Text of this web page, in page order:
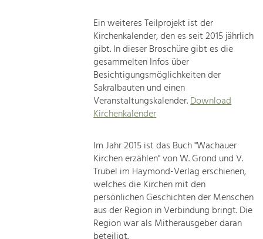
Ein weiteres Teilprojekt ist der
Kirchenkalender, den es seit 2015 jährlich
gibt. In dieser Broschüre gibt es die
gesammelten Infos über
Besichtigungsmöglichkeiten der
Sakralbauten und einen
Veranstaltungskalender.Download
Kirchenkalender
Im Jahr 2015 ist das Buch "Wachauer
Kirchen erzählen" von W. Grond und V.
Trubel im Haymond-Verlag erschienen,
welches die Kirchen mit den
persönlichen Geschichten der Menschen
aus der Region in Verbindung bringt. Die
Region war als Mitherausgeber daran